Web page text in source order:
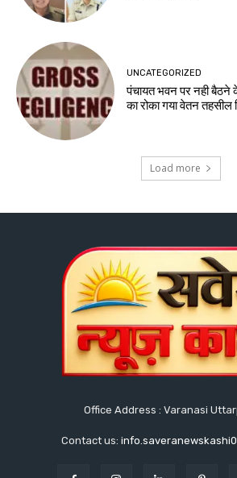
UNCATEGORIZED
पंचायत भवन पर नही बैठने
का रोका गया वेतन तहसील
Load more
Office Address : Varanasi
Contact us: